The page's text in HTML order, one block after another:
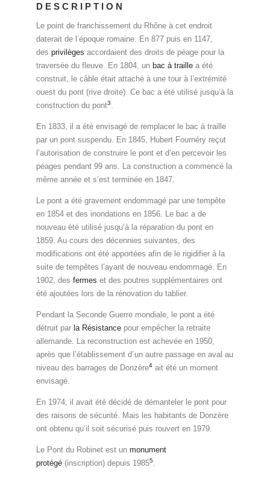
DESCRIPTION
Le point de franchissement du Rhône à cet endroit
daterait de l’époque romaine. En 877 puis en 1147,
des privilèges accordaient des droits de péage pour la
traversée du fleuve. En 1804, un bac à traille a été
construit, le câble était attaché à une tour à l’extrémité
ouest du pont (rive droite). Ce bac a été utilisé jusqu’à la
construction du pont3
En 1833, il a été envisagé de remplacer le bac à traille
par un pont suspendu. En 1845, Hubert Fournéry reçut
l’autorisation de construire le pont et d’en percevoir les
péages pendant 99 ans. La construction a commencé la
même année et s’est terminée en 1847.
Le pont a été gravement endommagé par une tempête
en 1854 et des inondations en 1856. Le bac a de
nouveau été utilisé jusqu’à la réparation du pont en
1859. Au cours des décennies suivantes, des
modifications ont été apportées afin de le rigidifier à la
suite de tempêtes l’ayant de nouveau endommagé. En
1902, des fermes et des poutres supplémentaires ont
été ajoutées lors de la rénovation du tablier.
Pendant la Seconde Guerre mondiale, le pont a été
détruit par la Résistance pour empêcher la retraite
allemande. La reconstruction est achevée en 1950,
après que l’établissement d´un autre passage en aval au
niveau des barrages de Donzère4 ait été un moment
envisagé.
En 1974, il avait été décidé de démanteler le pont pour
des raisons de sécurité. Mais les habitants de Donzère
ont obtenu qu’il soit sécurisé puis rouvert en 1979.
Le Pont du Robinet est un monument
protégé (inscription) depuis 19855